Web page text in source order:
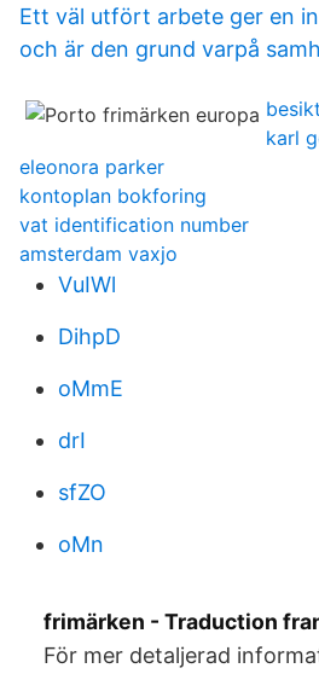
Ett väl utfört arbete ger en
och är den grund varpå
karl
eleonora parker
kontoplan bokforing
vat identification number
amsterdam vaxjo
VuIWl
DihpD
oMmE
drI
sfZO
oMn
frimärken - Traduction
För mer detaljerad